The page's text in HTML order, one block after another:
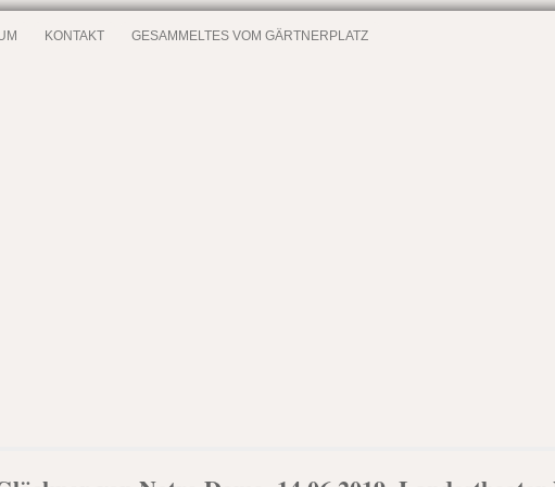
KONTAKT GESAMMELTES VOM GÄRTNERPLATZ